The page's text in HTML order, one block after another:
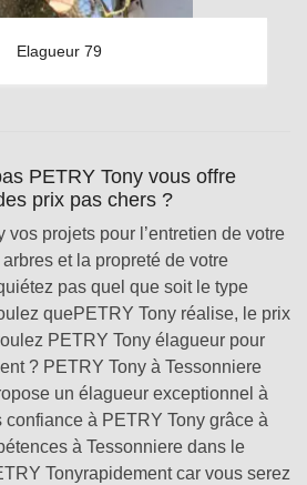
Elagueur 79
PETRY Tony vous offre
prix pas chers ?
projets pour l’entretien de votre
et la propreté de votre
pas quel que soit le type
quePETRY Tony réalise, le prix
PETRY Tony élagueur pour
? PETRY Tony à Tessonniere
un élagueur exceptionnel à
à PETRY Tony grâce à
à Tessonniere dans le
Tonyrapidement car vous serez